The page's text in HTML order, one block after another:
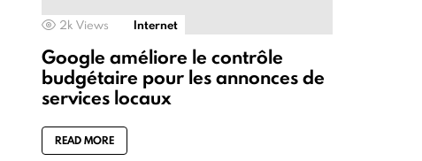
2k Views Internet
Google améliore le contrôle
budgétaire pour les annonces de
services locaux
READ MORE